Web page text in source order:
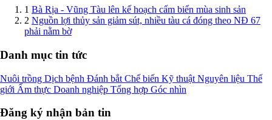
1 Bà Rịa - Vũng Tàu lên kế hoạch cấm biển mùa sinh sản
2 Nguồn lợi thủy sản giảm sút, nhiều tàu cá đóng theo NĐ 67
phải nằm bờ
Danh mục tin tức
Nuôi trồng Dịch bệnh Đánh bắt Chế biến Kỹ thuật Nguyên liệu Thế
giới Ẩm thực Doanh nghiệp Tổng hợp Góc nhìn
Đăng ký nhận bản tin